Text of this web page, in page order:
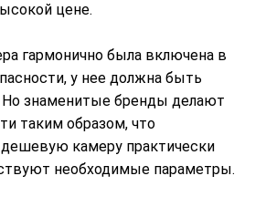
цене.
гармонично была включена в
у нее должна быть
Но знаменитые бренды делают
таким образом, что
дешевую камеру практически
необходимые параметры.